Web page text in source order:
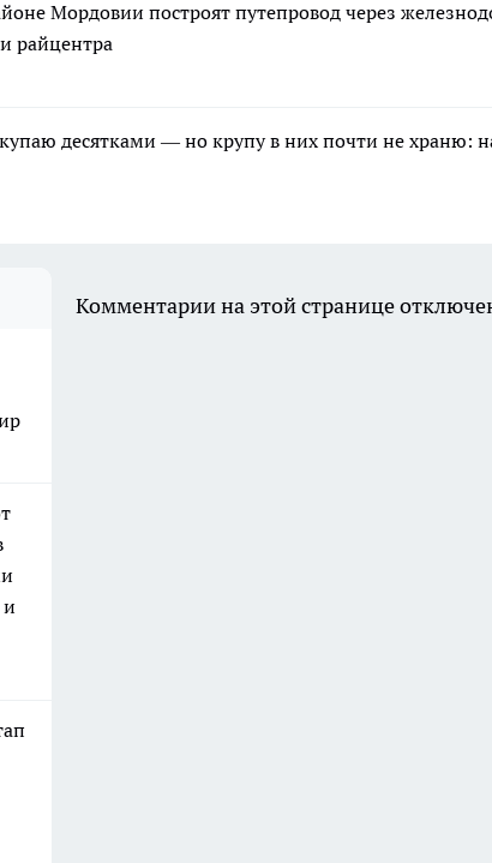
Мордовии построят путепровод через
райцентра
десятками — но крупу в них почти не храню:
и
Комментарии на этой странице